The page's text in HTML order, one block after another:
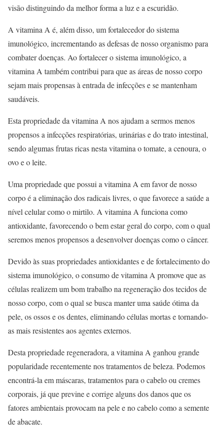
visão distinguindo da melhor forma a luz e a escuridão.
A vitamina A é, além disso, um fortalecedor do sistema
imunológico, incrementando as defesas de nosso organismo para
combater doenças. Ao fortalecer o sistema imunológico, a
vitamina A também contribui para que as áreas de nosso corpo
sejam mais propensas à entrada de infecções e se mantenham
saudáveis.
Esta propriedade da vitamina A nos ajudam a sermos menos
propensos a infecções respiratórias, urinárias e do trato intestinal,
sendo algumas frutas ricas nesta vitamina o tomate, a cenoura, o
ovo e o leite.
Uma propriedade que possui a vitamina A em favor de nosso
corpo é a eliminação dos radicais livres, o que favorece a saúde a
nível celular como o mirtilo. A vitamina A funciona como
antioxidante, favorecendo o bem estar geral do corpo, com o qual
seremos menos propensos a desenvolver doenças como o câncer.
Devido às suas propriedades antioxidantes e de fortalecimento do
sistema imunológico, o consumo de vitamina A promove que as
células realizem um bom trabalho na regeneração dos tecidos de
nosso corpo, com o qual se busca manter uma saúde ótima da
pele, os ossos e os dentes, eliminando células mortas e tornando-
as mais resistentes aos agentes externos.
Desta propriedade regeneradora, a vitamina A ganhou grande
popularidade recentemente nos tratamentos de beleza. Podemos
encontrá-la em máscaras, tratamentos para o cabelo ou cremes
corporais, já que previne e corrige alguns dos danos que os
fatores ambientais provocam na pele e no cabelo como a semente
de abacate.